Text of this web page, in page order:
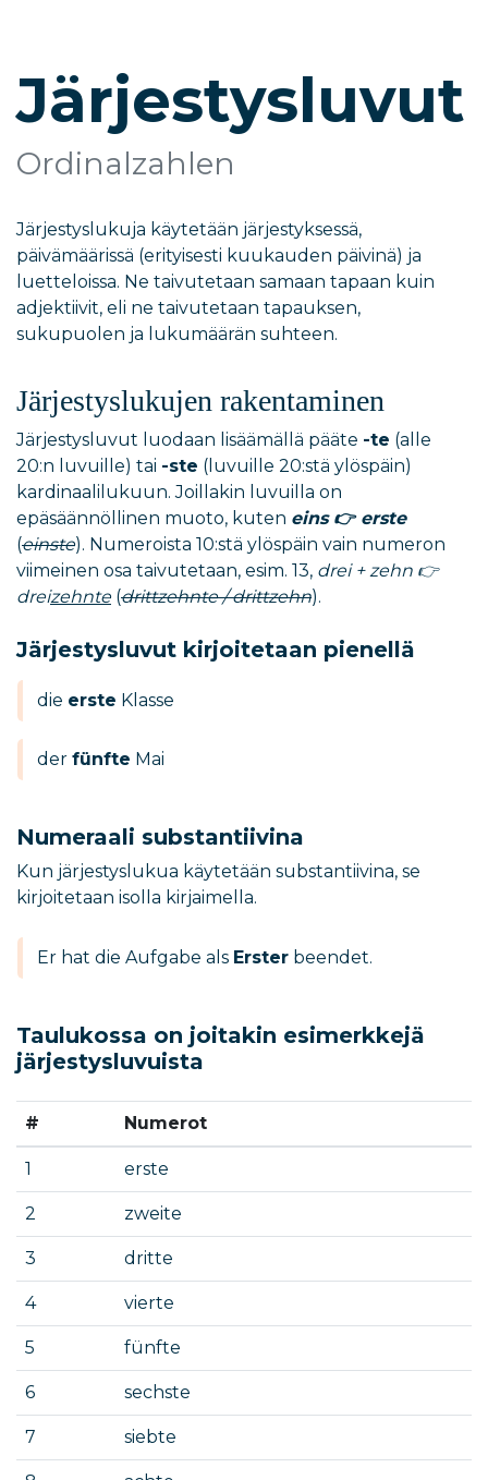
Järjestysluvut
Ordinalzahlen
Järjestyslukuja käytetään järjestyksessä,
päivämäärissä (erityisesti kuukauden päivinä) ja
luetteloissa. Ne taivutetaan samaan tapaan kuin
adjektiivit, eli ne taivutetaan tapauksen,
sukupuolen ja lukumäärän suhteen.
Järjestyslukujen rakentaminen
Järjestysluvut luodaan lisäämällä pääte -te (alle
20:n luvuille) tai -ste (luvuille 20:stä ylöspäin)
kardinaalilukuun. Joillakin luvuilla on
epäsäännöllinen muoto, kuten eins 👉 erste
(einste). Numeroista 10:stä ylöspäin vain numeron
viimeinen osa taivutetaan, esim. 13, drei + zehn 👉
dreizehnte(drittzehnte / drittzehn).
Järjestysluvut kirjoitetaan pienellä
die erste Klasse
der fünfte Mai
Numeraali substantiivina
Kun järjestyslukua käytetään substantiivina, se
kirjoitetaan isolla kirjaimella.
Er hat die Aufgabe als Erster beendet.
Taulukossa on joitakin esimerkkejä
järjestysluvuista
# Numerot
1 erste
2 zweite
3 dritte
4 vierte
5 fünfte
6 sechste
7 siebte